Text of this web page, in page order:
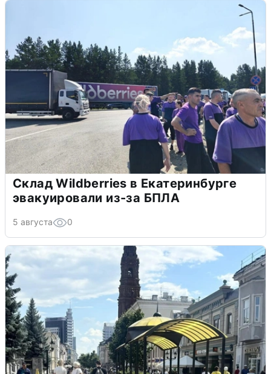
Склад Wildberries в Екатеринбурге
эвакуировали из-за БПЛА
5 августа 0